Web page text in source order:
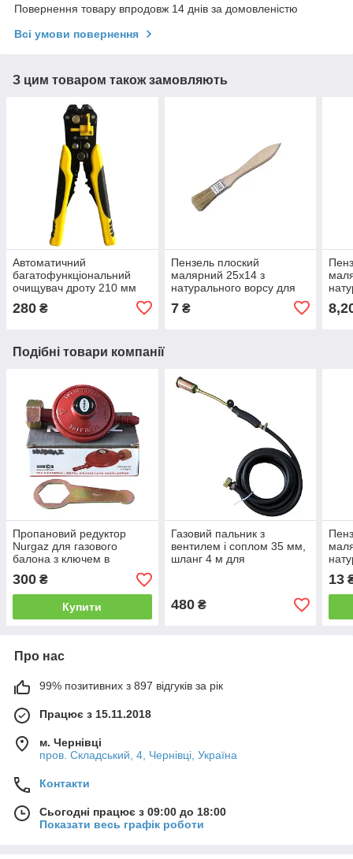
Повернення товару впродовж 14 днів за домовленістю
Всі умови повернення
З цим товаром також замовляють
Автоматичний
багатофункціональний
очищувач дроту 210 мм
280 ₴
Пензель плоский
малярний 25х14 з
натурального ворсу для
7₴
Подібні товари компанії
Пропановий редуктор
Nurgaz для газового
балона з ключем в
комплекті
300 ₴
Купити
Газовий пальник з
вентилем і соплом 35 мм,
шланг 4 м для
480₴
13
Про нас
99% позитивних з 897 відгуків за рік
Працює з 15.11.2018
м. Чернівці
пров. Складський, 4, Чернівці, Україна
Контакти
Сьогодні працює з 09:00 до 18:00
Показати весь графік роботи